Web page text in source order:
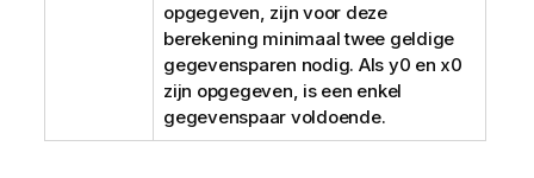
opgegeven, zijn voor deze
berekening minimaal twee geldige
gegevensparen nodig. Als y0 en x0
zijn opgegeven, is een enkel
gegevenspaar voldoende.